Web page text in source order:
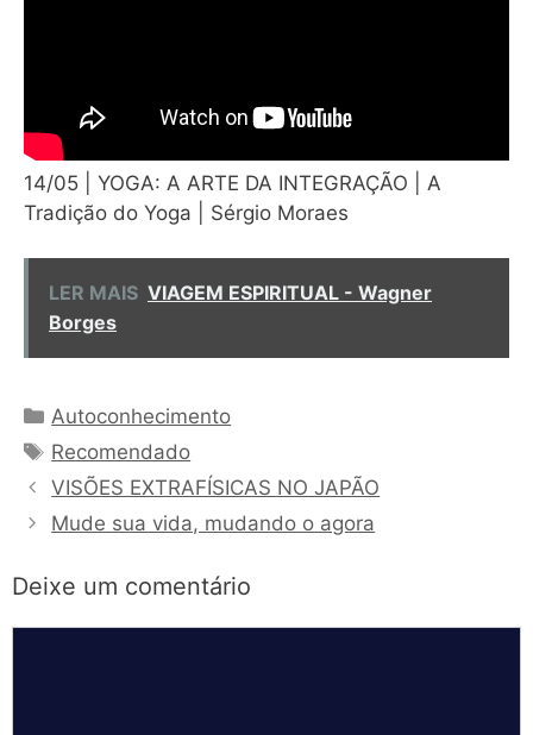
14/05 | YOGA: A ARTE DA INTEGRAÇÃO | A
Tradição do Yoga | Sérgio Moraes
LER MAIS VIAGEM ESPIRITUAL - Wagner
Borges
Categorias
Autoconhecimento
Tags
Recomendado
VISÕES EXTRAFÍSICAS NO JAPÃO
Mude sua vida, mudando o agora
Deixe um comentário